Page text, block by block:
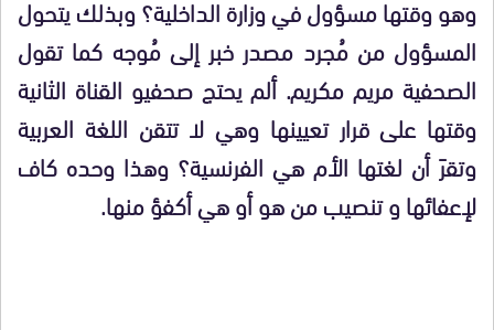
وهو وقتها مسؤول في وزارة الداخلية؟ وبذلك يتحول
المسؤول من مُجرد مصدر خبر إلى مُوجه كما تقول
الصحفية مريم مكريم. ألم يحتج صحفيو القناة الثانية
وقتها على قرار تعيينها وهي لا تتقن اللغة العربية
وتقرَ أن لغتها الأم هي الفرنسية؟ وهذا وحده كاف
لإعفائها و تنصيب من هو أو هي أكفؤ منها.